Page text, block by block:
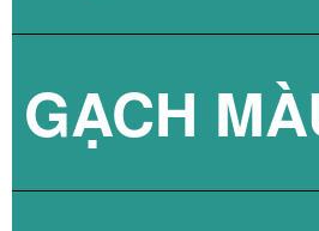
BÌNH
GẠCH
GẠCH